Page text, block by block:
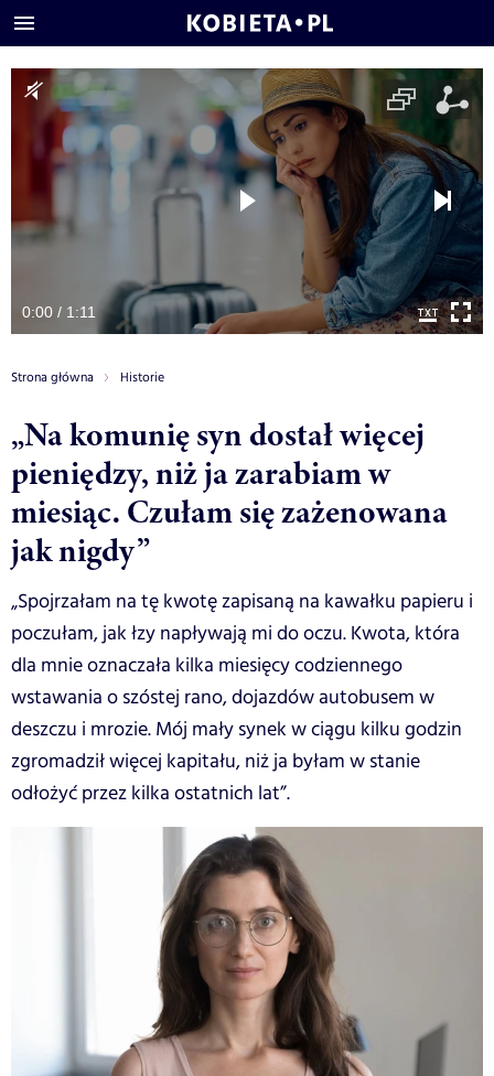
0:00 / 1:11
Strona główna Historie
„Na komunię syn dostał więcej
pieniędzy, niż ja zarabiam w
miesiąc. Czułam się zażenowana
jak nigdy”
„Spojrzałam na tę kwotę zapisaną na kawałku papieru i
poczułam, jak łzy napływają mi do oczu. Kwota, która
dla mnie oznaczała kilka miesięcy codziennego
wstawania o szóstej rano, dojazdów autobusem w
deszczu i mrozie. Mój mały synek w ciągu kilku godzin
zgromadził więcej kapitału, niż ja byłam w stanie
odłożyć przez kilka ostatnich lat”.